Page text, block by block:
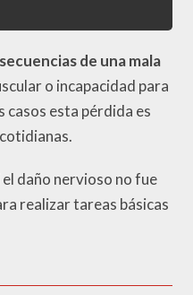
de una mala
o incapacidad para
casos esta pérdida es
daño nervioso no fue
realizar tareas básicas